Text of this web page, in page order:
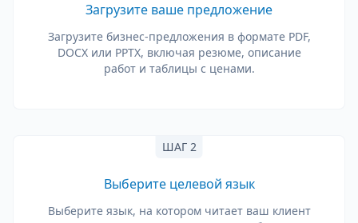
Загрузите ваше предложение
Загрузите бизнес-предложения в формате PDF,
DOCX или PPTX, включая резюме, описание
работ и таблицы с ценами.
ШАГ 2
Выберите целевой язык
Выберите язык, на котором читает ваш клиент